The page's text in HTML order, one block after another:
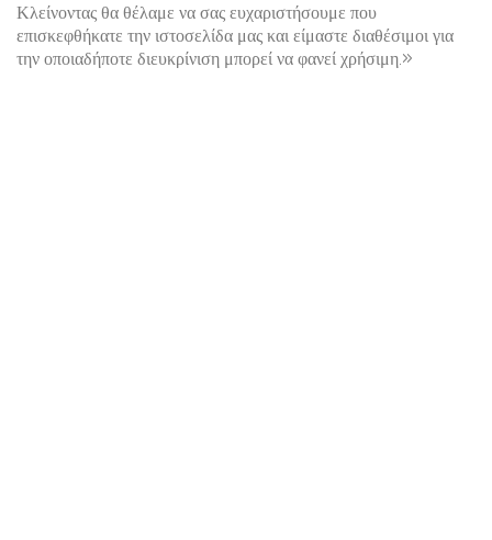
Κλείνοντας θα θέλαμε να σας ευχαριστήσουμε που
επισκεφθήκατε την ιστοσελίδα μας και είμαστε διαθέσιμοι για
την οποιαδήποτε διευκρίνιση μπορεί να φανεί χρήσιμη.»